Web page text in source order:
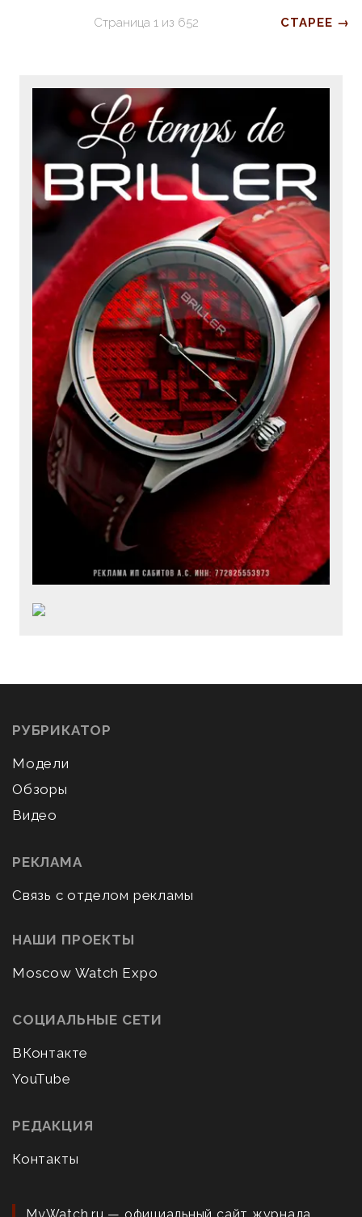
Страница 1 из 652 СТАРЕЕ →
РУБРИКАТОР
Модели
Обзоры
Видео
РЕКЛАМА
Связь с отделом рекламы
НАШИ ПРОЕКТЫ
Moscow Watch Expo
СОЦИАЛЬНЫЕ СЕТИ
ВКонтакте
YouTube
РЕДАКЦИЯ
Контакты
MyWatch.ru — официальный сайт журнала